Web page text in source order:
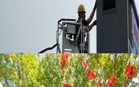
Büyükşehir Çevresel İzleme Ağını
Bandırma ile Güçlendirdi
05 Ağustos 2026